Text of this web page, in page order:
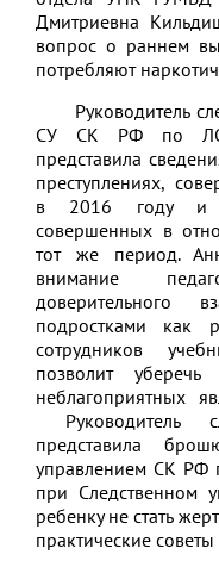
Дмитриевна
вопрос о раннем
потребляют
Руководитель
СУ СК РФ по ЛО
представила
преступлениях,
в 2016 году и
совершенных в
тот же период.
внимание
доверительного
подростками как
сотрудников
позволит
неблагоприятных
Руководитель
представила
управлением СК РФ
при
ребенку не стать
практические